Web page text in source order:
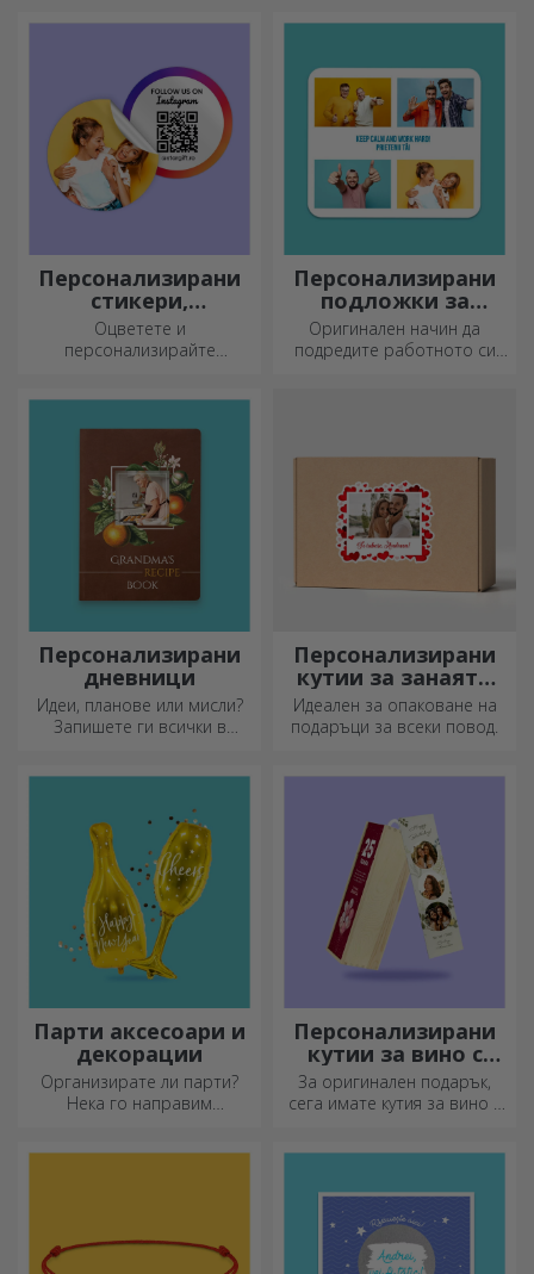
Персонализирани
стикери,
самозалепващи се
етикети
Оцветете и
персонализирайте
Персонализирани
подложки за
мишка
Оригинален начин да
подредите работното си
Персонализирани
дневници
Идеи, планове или мисли?
Запишете ги всички в
Персонализирани
кутии за занаяти
със стикери
Идеален за опаковане на
подаръци за всеки повод.
Парти аксесоари и
декорации
Организирате ли парти?
Нека го направим
Персонализирани
кутии за вино с
фотография
За оригинален подарък,
сега имате кутия за вино с